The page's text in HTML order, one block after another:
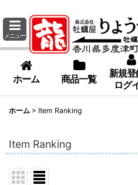
メニュー
ホーム 商品一覧
新規登
ログ
ホーム > Item Ranking
Item Ranking